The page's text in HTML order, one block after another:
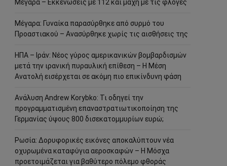
Μέγαρα – Εκκενώσεις με 112 και μάχη με τις φλόγες
Μέγαρα: Γυναίκα παρασύρθηκε από συρμό του
Προαστιακού – Ανασύρθηκε χωρίς τις αισθήσεις της
ΗΠΑ – Ιράν: Νέος γύρος αμερικανικών βομβαρδισμών
μετά την ιρανική πυραυλική επίθεση – Η Μέση
Ανατολή εισέρχεται σε ακόμη πιο επικίνδυνη φάση
Ανάλυση Andrew Korybko: Τι οδηγεί την
προγραμματισμένη επαναστρατιωτικοποίηση της
Γερμανίας ύψους 800 δισεκατομμυρίων ευρώ;
Ρωσία: Δορυφορικές εικόνες αποκαλύπτουν νέα
οχυρωμένα καταφύγια αεροσκαφών – Η Μόσχα
προετοιμάζεται για βαθύτερο πόλεμο φθοράς